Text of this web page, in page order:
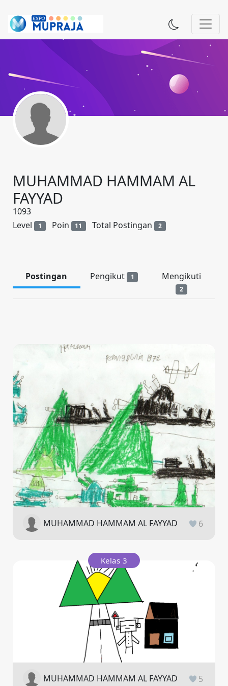
MUHAMMAD HAMMAM AL
FAYYAD
1093
Level
1 Poin 11 Total Postingan 2
Postingan Pengikut 1 Mengikuti
2
MUHAMMAD HAMMAM AL FAYYAD 6
Kelas 3
MUHAMMAD HAMMAM AL FAYYAD 5